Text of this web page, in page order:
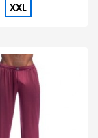
XXL